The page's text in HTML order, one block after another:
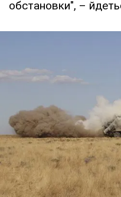
обстановки", –